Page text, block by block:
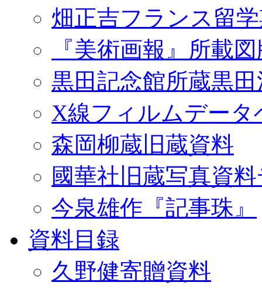
畑正吉フランス留
『美術画報』所載
黒田記念館所蔵黒
X線フィルムデータ
森岡柳蔵旧蔵資料
國華社旧蔵写真資
今泉雄作『記事珠』
資料目録
久野健寄贈資料